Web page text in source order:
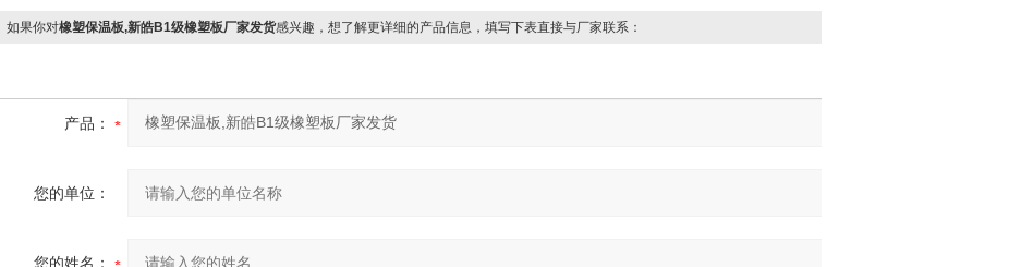
如果你对橡塑保温板,新皓B1级橡塑板厂家发货感兴趣，想了解更详细的产品信息，填写下表直接与厂家联系：
产品：
您的单位：
您的姓名：